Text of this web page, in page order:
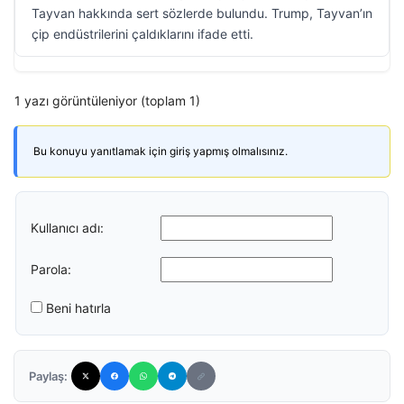
Tayvan hakkında sert sözlerde bulundu. Trump, Tayvan’ın
çip endüstrilerini çaldıklarını ifade etti.
1 yazı görüntüleniyor (toplam 1)
Bu konuyu yanıtlamak için giriş yapmış olmalısınız.
Kullanıcı adı:
Parola:
Beni hatırla
Paylaş: